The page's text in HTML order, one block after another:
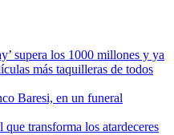
supera los 1000 millones y ya
más taquilleras de todos
Baresi, en un funeral
transforma los atardeceres